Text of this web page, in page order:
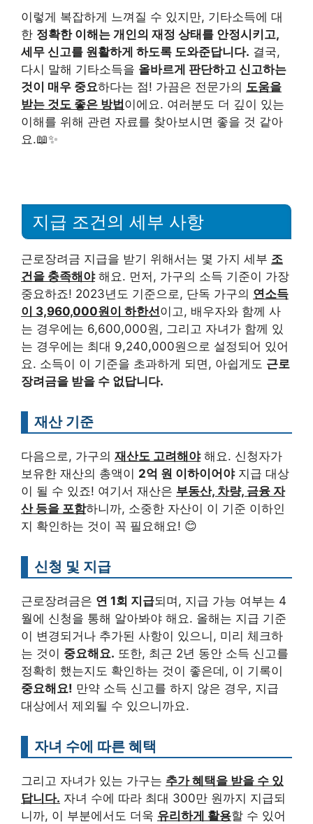
이렇게 복잡하게 느껴질 수 있지만, 기타소득에 대
한 정확한 이해는 개인의 재정 상태를 안정시키고,
세무 신고를 원활하게 하도록 도와준답니다. 결국,
다시 말해 기타소득을 올바르게 판단하고 신고하는
것이 매우 중요하다는 점! 가끔은 전문가의 도움을
받는 것도 좋은 방법이에요. 여러분도 더 깊이 있는
이해를 위해 관련 자료를 찾아보시면 좋을 것 같아
요.📖✨
지급 조건의 세부 사항
근로장려금 지급을 받기 위해서는 몇 가지 세부 조
건을 충족해야해요. 먼저, 가구의 소득 기준이 가장
중요하죠! 2023년도 기준으로, 단독 가구의 연소득
이 3,960,000원이 하한선이고, 배우자와 함께 사
는 경우에는 6,600,000원, 그리고 자녀가 함께 있
는 경우에는 최대 9,240,000원으로 설정되어 있어
요. 소득이 이 기준을 초과하게 되면, 아쉽게도 근로
장려금을 받을 수 없답니다.
재산 기준
다음으로, 가구의 재산도 고려해야해요. 신청자가
보유한 재산의 총액이 2억 원 이하이어야지급 대상
이 될 수 있죠! 여기서 재산은 부동산, 차량, 금융 자
산 등을 포함하니까, 소중한 자산이 이 기준 이하인
지 확인하는 것이 꼭 필요해요! 😊
신청 및 지급
근로장려금은 연 1회 지급되며, 지급 가능 여부는 4
월에 신청을 통해 알아봐야 해요. 올해는 지급 기준
이 변경되거나 추가된 사항이 있으니, 미리 체크하
는 것이 중요해요. 또한, 최근 2년 동안 소득 신고를
정확히 했는지도 확인하는 것이 좋은데, 이 기록이
중요해요! 만약 소득 신고를 하지 않은 경우, 지급
대상에서 제외될 수 있으니까요.
자녀 수에 따른 혜택
그리고 자녀가 있는 가구는 추가 혜택을 받을 수 있
답니다. 자녀 수에 따라 최대 300만 원까지 지급되
니까, 이 부분에서도 더욱 유리하게 활용할 수 있어